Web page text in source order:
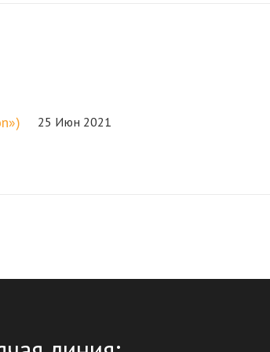
25 Июн 2021